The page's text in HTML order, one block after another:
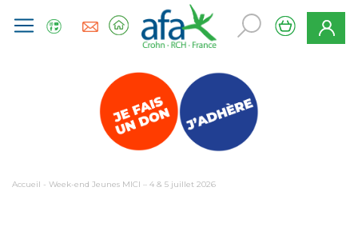
Accueil - Week-end Jeunes MICI – 4 & 5 juillet 2026